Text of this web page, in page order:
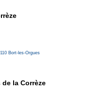
Bort-les-Orgues
la Corrèze